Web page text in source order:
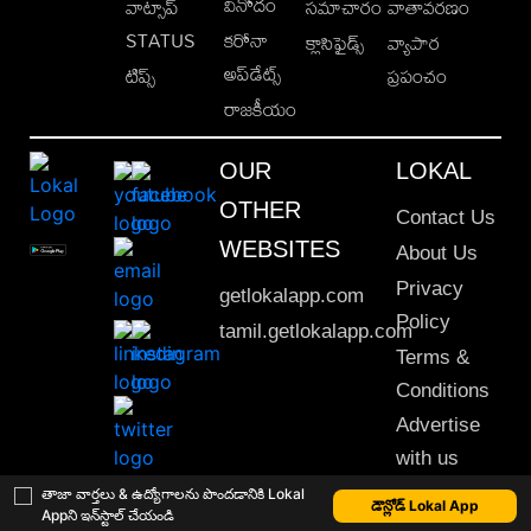
తాజా వార్తలు & ఉద్యోగాలను పొందడానికి Lokal
Appని ఇన్‌స్టాల్ చేయండి
డౌన్లోడ్ Lokal App
STATUS
టిప్స్
కరోనా
అప్‌డేట్స్
రాజకీయం
క్లాసిఫైడ్స్
వ్యాపార
ప్రపంచం
OUR
OTHER
WEBSITES
getlokalapp.com
tamil.getlokalapp.com
LOKAL
Contact Us
About Us
Privacy
Policy
Terms &
Conditions
Advertise
with us
Sitemap
This material may not be published, transmitted, rewritten or redistributed. © 2020 Lokal App. All rights reserved.